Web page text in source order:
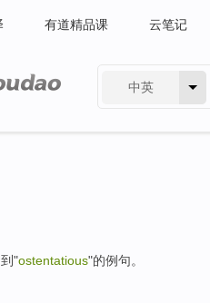
有道精品课 云笔记
中英
"ostentatious"的例句。